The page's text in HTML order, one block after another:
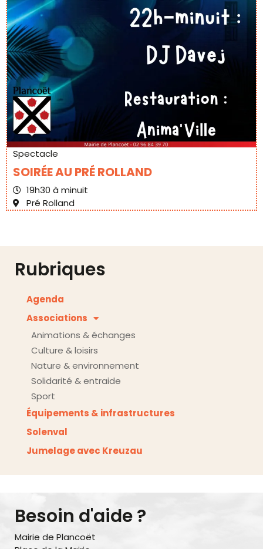
Spectacle
SOIRÉE AU PRÉ ROLLAND
19h30 à minuit
Pré Rolland
Rubriques
Agenda
Associations
Animations & échanges
Culture & loisirs
Nature & environnement
Solidarité & entraide
Sport
Équipements & infrastructures
Solenval
Jumelage avec Kreuzau
Besoin d'aide ?
Mairie de Plancoët